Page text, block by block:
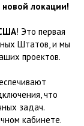
локации!
! Это первая
Штатов, и мы
проектов.
что
задач.
кабинете.